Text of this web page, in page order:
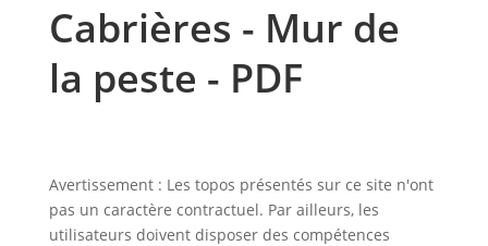
Cabrières - Mur de
la peste - PDF
Avertissement : Les topos présentés sur ce site n'ont
pas un caractère contractuel. Par ailleurs, les
utilisateurs doivent disposer des compétences